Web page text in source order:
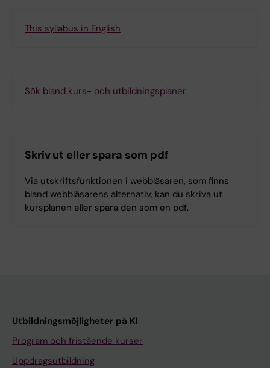
This syllabus in English
Sök bland kurs- och utbildningsplaner
Skriv ut eller spara som pdf
Via utskriftsfunktionen i webbläsaren, som finns
bland webbläsarens alternativ, kan du skriva ut
kursplanen eller spara den som en pdf.
Utbildningsmöjligheter på KI
Program och fristående kurser
Uppdragsutbildning